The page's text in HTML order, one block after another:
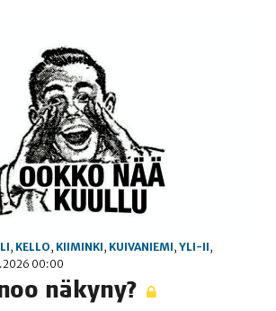
, KELLO, KIIMINKI, KUIVANIEMI, YLI-II,
00:00
näkyny?